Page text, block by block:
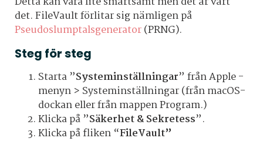
det. FileVault förlitar sig nämligen på
Pseudoslumptalsgenerator(PRNG).
Steg för steg
Starta ”Systeminställningar” från Apple -
menyn > Systeminställningar (från macOS-
dockan eller från mappen Program.)
Klicka på ”Säkerhet & Sekretess”.
Klicka på fliken “FileVault”